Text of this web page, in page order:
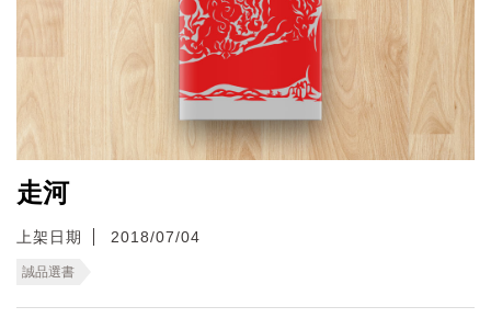
走河
上架日期 2018/07/04
誠品選書